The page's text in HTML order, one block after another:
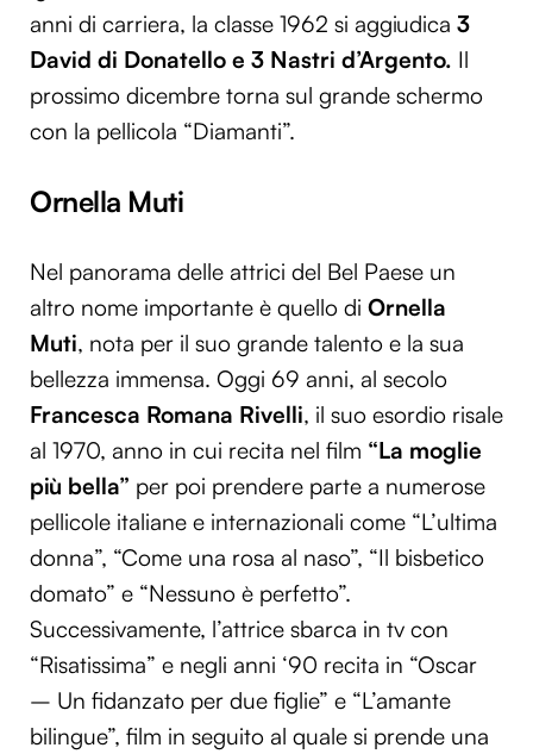
anni di carriera, la classe 1962 si aggiudica 3
David di Donatello e 3 Nastri d’Argento. Il
prossimo dicembre torna sul grande schermo
con la pellicola “Diamanti”.
Ornella Muti
Nel panorama delle attrici del Bel Paese un
altro nome importante è quello di Ornella
Muti, nota per il suo grande talento e la sua
bellezza immensa. Oggi 69 anni, al secolo
Francesca Romana Rivelli, il suo esordio risale
al 1970, anno in cui recita nel film “La moglie
più bella” per poi prendere parte a numerose
pellicole italiane e internazionali come “L’ultima
donna”, “Come una rosa al naso”, “Il bisbetico
domato” e “Nessuno è perfetto”.
Successivamente, l’attrice sbarca in tv con
“Risatissima” e negli anni ‘90 recita in “Oscar
– Un fidanzato per due figlie” e “L’amante
bilingue”, film in seguito al quale si prende una